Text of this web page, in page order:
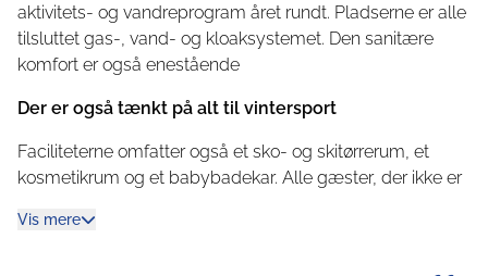
aktivitets- og vandreprogram året rundt. Pladserne er alle
tilsluttet gas-, vand- og kloaksystemet. Den sanitære
komfort er også enestående
Der er også tænkt på alt til vintersport
Faciliteterne omfatter også et sko- og skitørrerum, et
kosmetikrum og et babybadekar. Alle gæster, der ikke er
familiedrevne firestjernede Hotel Woferlgut, der støder op
Vis mere